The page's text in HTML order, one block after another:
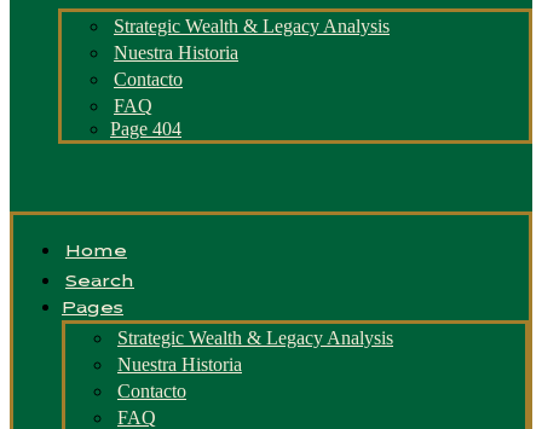
Strategic Wealth & Legacy Analysis
Nuestra Historia
Contacto
FAQ
Page 404
Home
Search
Pages
Strategic Wealth & Legacy Analysis
Nuestra Historia
Contacto
FAQ